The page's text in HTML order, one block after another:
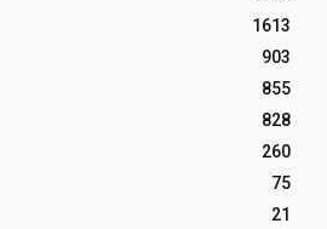
1613
903
855
828
260
75
21